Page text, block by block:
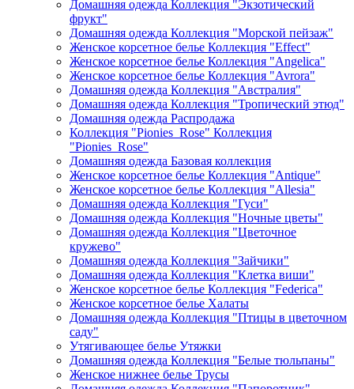
Домашняя одежда Коллекция "Экзотический
фрукт"
Домашняя одежда Коллекция "Морской пейзаж"
Женское корсетное белье Коллекция "Effect"
Женское корсетное белье Коллекция "Angelica"
Женское корсетное белье Коллекция "Avrora"
Домашняя одежда Коллекция "Австралия"
Домашняя одежда Коллекция "Тропический этюд"
Домашняя одежда Распродажа
Коллекция "Pionies_Rose" Коллекция
"Pionies_Rose"
Домашняя одежда Базовая коллекция
Женское корсетное белье Коллекция "Antique"
Женское корсетное белье Коллекция "Allesia"
Домашняя одежда Коллекция "Гуси"
Домашняя одежда Коллекция "Ночные цветы"
Домашняя одежда Коллекция "Цветочное
кружево"
Домашняя одежда Коллекция "Зайчики"
Домашняя одежда Коллекция "Клетка виши"
Женское корсетное белье Коллекция "Federica"
Женское корсетное белье Халаты
Домашняя одежда Коллекция "Птицы в цветочном
саду"
Утягивающее белье Утяжки
Домашняя одежда Коллекция "Белые тюльпаны"
Женское нижнее белье Трусы